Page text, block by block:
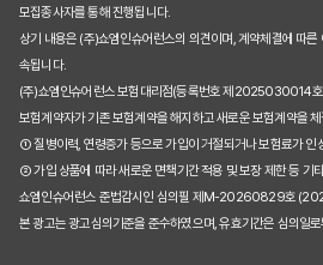
모집종사자를 통해 진행됩니다.
상기 내용은 (주)쇼엠인슈어런스의 의견이며, 계약체결에 따
속됩니다.
(주)쇼엠인슈어런스 보험대리점(등록번호 제2025030014
보험계약자가 기존 보험계약을 해지하고 새로운 보험계약을
① 질병이력, 연령증가 등으로 가입이 거절되거나 보험료가 인
② 가입 상품에 따라 새로운 면책기간 적용 및 보장 제한 등 기
쇼엠인슈어런스 준법감시인 심의필 제M-20260829호
본 광고는 광고심의기준을 준수하였으며, 유효기간은 심의일